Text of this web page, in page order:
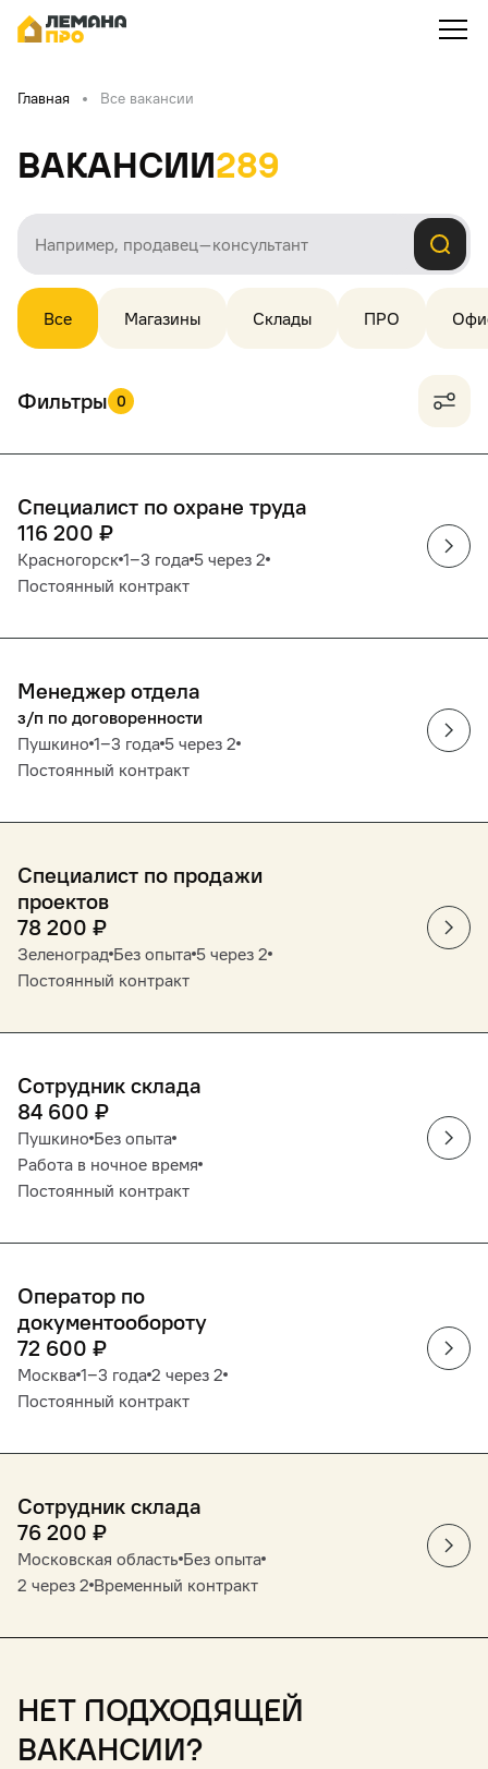
Главная Все вакансии
Вакансии289
Все Магазины Склады ПРО
Фильтры 0
Специалист по охране труда
116 200 ₽
Красногорск 1‒3 года 5 через 2
Постоянный контракт
Менеджер отдела
з/п по договоренности
Пушкино 1‒3 года 5 через 2
Постоянный контракт
Специалист по продажи
проектов
78 200 ₽
Зеленоград Без опыта 5 через 2
Постоянный контракт
Сотрудник склада
84 600 ₽
Пушкино Без опыта
Работа в ночное время
Постоянный контракт
Оператор по
документообороту
72 600 ₽
Москва 1‒3 года 2 через 2
Постоянный контракт
Сотрудник склада
76 200 ₽
Московская область Без опыта
2 через 2 Временный контракт
Нет подходящей
вакансии?